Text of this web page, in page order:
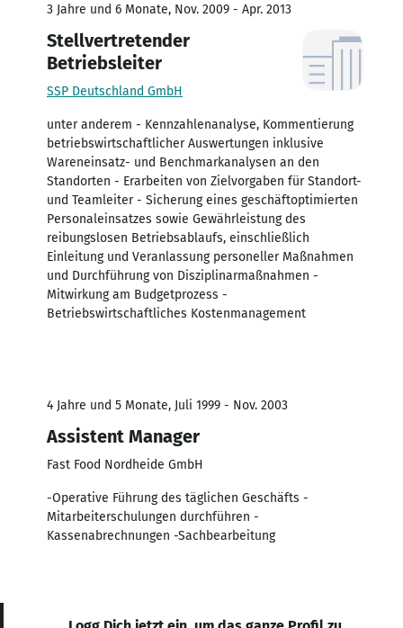
3 Jahre und 6 Monate, Nov. 2009 - Apr. 2013
Stellvertretender
Betriebsleiter
SSP Deutschland GmbH
unter anderem - Kennzahlenanalyse, Kommentierung
betriebswirtschaftlicher Auswertungen inklusive
Wareneinsatz- und Benchmarkanalysen an den
Standorten - Erarbeiten von Zielvorgaben für Standort-
und Teamleiter - Sicherung eines geschäftoptimierten
Personaleinsatzes sowie Gewährleistung des
reibungslosen Betriebsablaufs, einschließlich
Einleitung und Veranlassung personeller Maßnahmen
und Durchführung von Disziplinarmaßnahmen -
Mitwirkung am Budgetprozess -
Betriebswirtschaftliches Kostenmanagement
4 Jahre und 5 Monate, Juli 1999 - Nov. 2003
Assistent Manager
Fast Food Nordheide GmbH
-Operative Führung des täglichen Geschäfts -
Mitarbeiterschulungen durchführen -
Kassenabrechnungen -Sachbearbeitung